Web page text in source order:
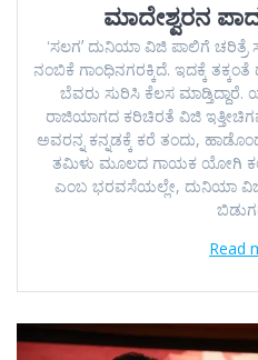
ಮಾದೇಶ್ವರನ
ʻಸಲಗʼ ದುನಿಯಾ ವಿಜಿ ಪಾಲಿಗೆ ಚರಿತ್ರೆ
ನಂಬಿಕೆ ಗಾಂಧಿನಗರಕ್ಕಿದೆ. ಇದಕ್ಕೆ
ಬೆವರು ಸುರಿಸಿ ಕೆಲಸ
ರಾಜಿಯಾಗದ ಕರಿಚಿರತೆ ವಿಜಿ
ಅವರನ್ನ ಕನ್ನಡಕ್ಕೆ ಕರೆ ತಂದು,
ತಮಿಳು ಮೂಲದ ಗಾಯಕ ಯೋಗಿ ಕಂಠ
ಎಂಬ ಭರವಸೆಯಲ್ಲೇ, ದುನಿಯಾ
Read